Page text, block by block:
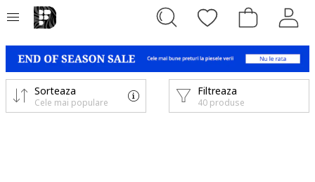
Filtreaza
40 produse
Sorteaza
Cele mai populare